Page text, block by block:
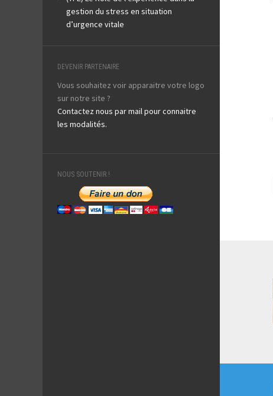
gestion du stress en situation
d’urgence vitale
DEVENIR PARTENAIRE
Vous souhaitez voir apparaitre votre logo
sur notre site ?
Contactez nous par mail pour connaitre
les modalités.
NOUS SOUTENIR !